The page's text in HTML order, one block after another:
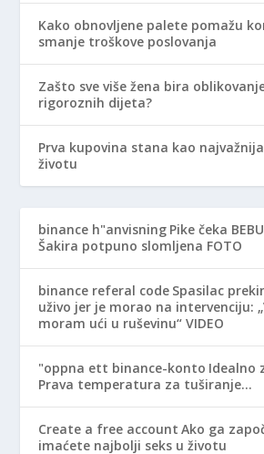
Kako obnovljene palete pomažu
smanje troškove poslovanja
Zašto sve više žena bira
rigoroznih dijeta?
Prva kupovina stana kao
životu
binance h"anvisning Pike čeka
Šakira potpuno slomljena FOTO
binance referal code Spasilac
uživo jer je morao na intervenciju:
moram ući u ruševinu“ VIDEO
"oppna ett binance-konto Idealno
Prava temperatura za tuširanje…
Create a free account Ako ga
imaćete najbolji seks u životu